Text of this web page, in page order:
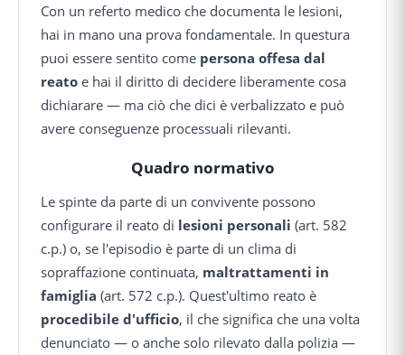
Con un referto medico che documenta le lesioni,
hai in mano una prova fondamentale. In questura
puoi essere sentito come persona offesa dal
reato e hai il diritto di decidere liberamente cosa
dichiarare — ma ciò che dici è verbalizzato e può
avere conseguenze processuali rilevanti.
Quadro normativo
Le spinte da parte di un convivente possono
configurare il reato di lesioni personali (art. 582
c.p.) o, se l'episodio è parte di un clima di
sopraffazione continuata, maltrattamenti in
famiglia (art. 572 c.p.). Quest'ultimo reato è
procedibile d'ufficio, il che significa che una volta
denunciato — o anche solo rilevato dalla polizia —